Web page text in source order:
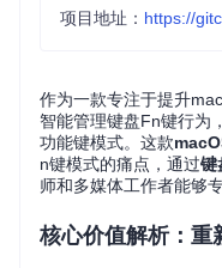
项目地址： https://
作为一款专注于提升
智能管理键盘Fn键行为
功能键模式。这款
n键模式的痛点，通过键
师和多媒体工作者能够
核心价值解析：重